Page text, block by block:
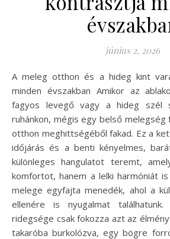
június 2, 2026
A meleg otthon és a hideg kint varázslatos kontrasztja
minden évszakban Amikor az
fagyos levegő vagy a hideg szél
ruhánkon, mégis egy belső melegség
otthon meghittségéből fakad. Ez a
időjárás és a benti kényelmes,
különleges hangulatot teremt,
komfortot, hanem a lelki harmóniát
melege egyfajta menedék, ahol a
ellenére is nyugalmat
ridegsége csak fokozza azt az
takaróba burkolózva, egy bögre